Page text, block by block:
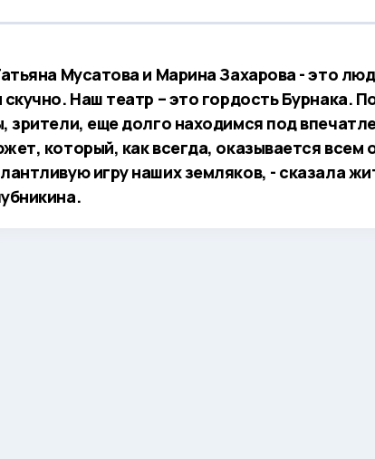
Мусатова и Марина Захарова - это
скучно. Наш театр – это гордость Бурнака.
зрители, еще долго находимся под
который, как всегда, оказывается всем
игру наших земляков, - сказала